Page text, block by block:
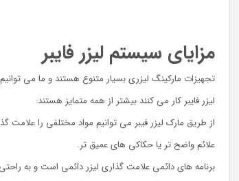
مزایای سیستم لیزر فایبر
لیزر فایبر کار می کنند بیشتر از همه متمایز هستند:
از طریق مارک لیزر فیبر می توانیم مواد مختلفی را علامت
علائم واضح تر یا حکاکی های عمیق تر.
برنامه های دائمی علامت گذاری لیزر دائمی است و به